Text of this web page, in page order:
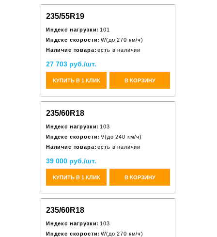
235/55R19
Индекс нагрузки: 101
Индекс скорости: W(до 270 км/ч)
Наличие товара: есть в наличии
27 703 руб./шт.
КУПИТЬ В 1 КЛИК В КОРЗИНУ
235/60R18
Индекс нагрузки: 103
Индекс скорости: V(до 240 км/ч)
Наличие товара: есть в наличии
39 000 руб./шт.
КУПИТЬ В 1 КЛИК В КОРЗИНУ
235/60R18
Индекс нагрузки: 103
Индекс скорости: W(до 270 км/ч)